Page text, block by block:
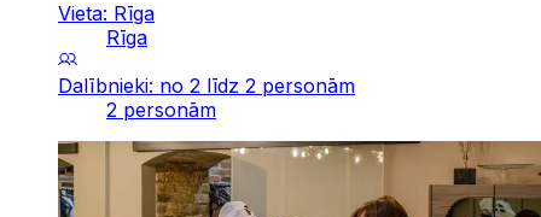
Vieta: Rīga
Rīga
Dalībnieki: no 2 līdz 2 personām
2 personām